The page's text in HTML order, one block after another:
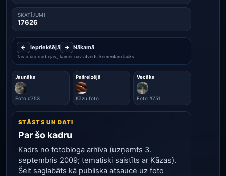
SKATĪJUMI
17626
← Iepriekšējā → Nākamā
Tastatūra darbojas, kamēr nav atvērts komentāru lauks.
Jaunāka
Foto #753
Pašreizējā
Kāzu foto
Vecāka
Foto #751
STĀSTS UN DATI
Par šo kadru
Kadrs no fotobloga arhīva (uzņemts 3.
septembris 2009; tematiski saistīts ar Kāzas).
Šeit saglabāts kā publiska atsauce uz foto